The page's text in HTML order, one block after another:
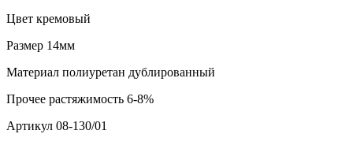
Цвет кремовый
Размер 14мм
Материал полиуретан дублированный
Прочее растяжимость 6-8%
Артикул 08-130/01